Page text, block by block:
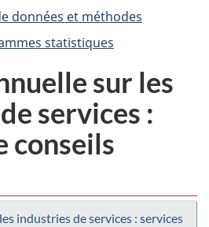
données et méthodes
statistiques
sur les
services :
conseils
industries de services : services